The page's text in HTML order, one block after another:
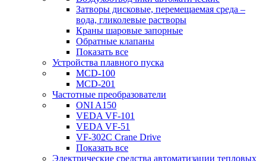
Затворы дисковые, перемещаемая среда –
вода, гликолевые растворы
Краны шаровые запорные
Обратные клапаны
Показать все
Устройства плавного пуска
MCD-100
MCD-201
Частотные преобразователи
ONI A150
VEDA VF-101
VEDA VF-51
VF-302C Crane Drive
Показать все
Электрические средства автоматизации тепловых